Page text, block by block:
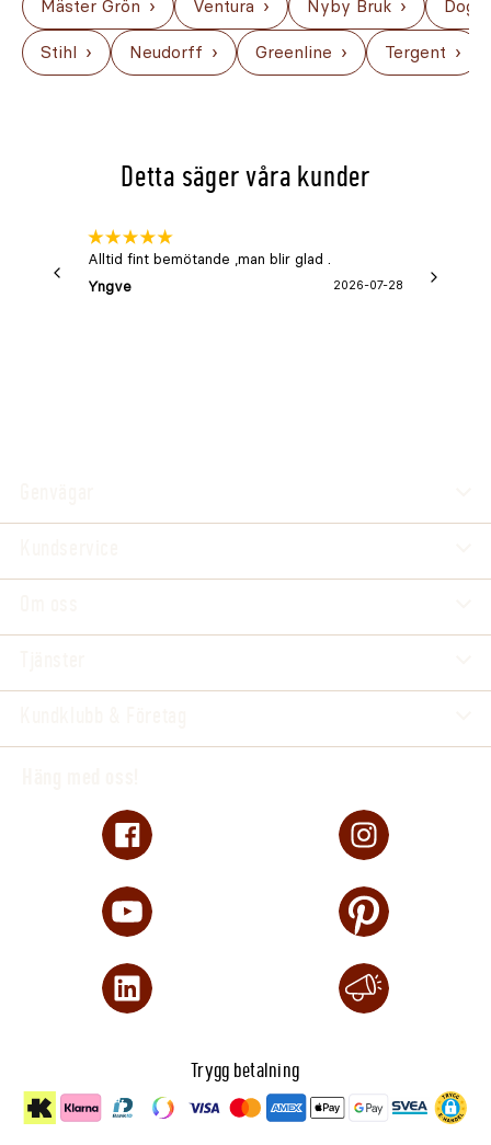
Mäster Grön Ventura Nyby Bruk
Stihl Neudorff Greenline Tergent
Detta säger våra kunder
Alltid fint bemötande ,man blir glad .
Yngve
2026-07-28
Trygg betalning